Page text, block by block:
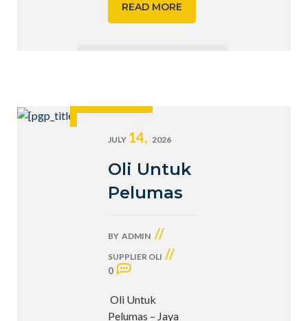
READ MORE
JULY 14, 2026
Oli Untuk
Pelumas
BY ADMIN //
SUPPLIER OLI //
0
Oli Untuk
Pelumas – Jaya